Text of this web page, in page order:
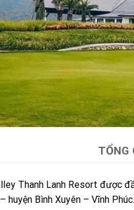
TỔNG
Thanh Lanh Resort được
huyện Bình Xuyên – Vĩnh Phúc.